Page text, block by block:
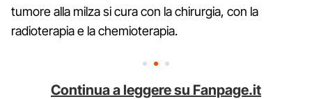
tumore alla milza si cura con la chirurgia, con la
radioterapia e la chemioterapia.
Continua a leggere su Fanpage.it